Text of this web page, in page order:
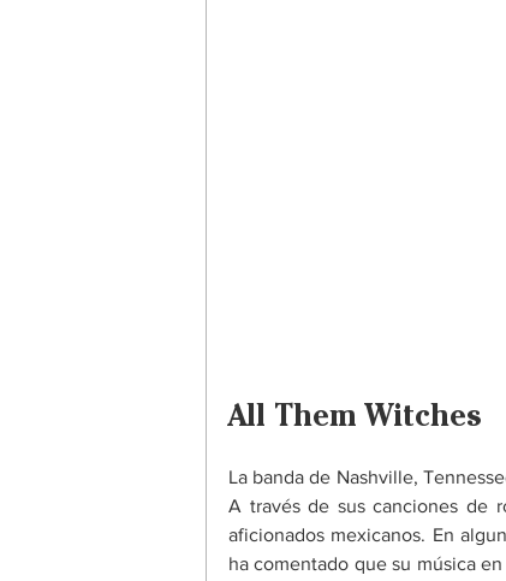
All Them Witches
La banda de Nashville,
A través de sus canciones de
aficionados mexicanos. En
ha comentado que su música